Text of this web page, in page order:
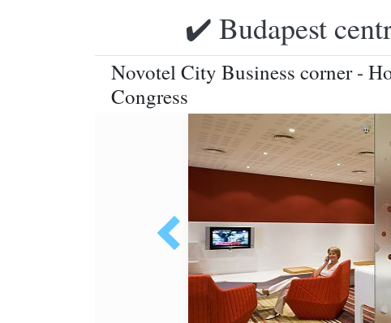
✔️ Budapest
Novotel City Business corner -
Congress